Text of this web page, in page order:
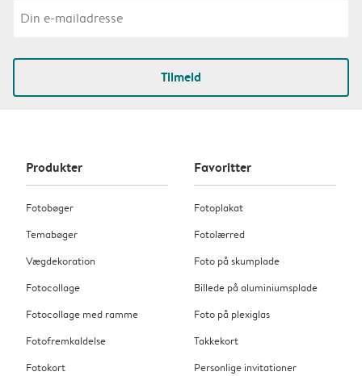
Tilmeld
Produkter
Fotobøger
Temabøger
Vægdekoration
Fotocollage
Fotocollage med ramme
Fotofremkaldelse
Fotokort
Favoritter
Fotoplakat
Fotolærred
Foto på skumplade
Billede på aluminiumsplade
Foto på plexiglas
Takkekort
Personlige invitationer